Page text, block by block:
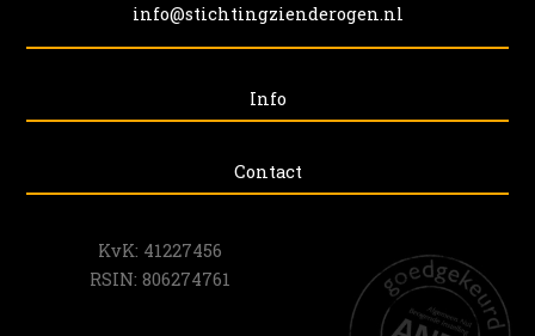
info@stichtingzienderogen.nl
Info
Contact
KvK: 41227456
RSIN: 806274761